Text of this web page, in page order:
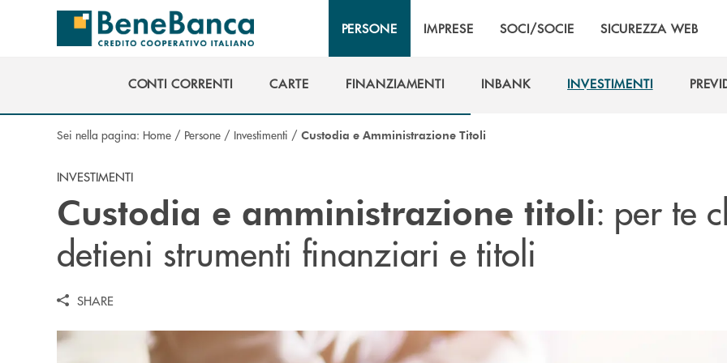
Salta al contenuto principale
PERSONE IMPRESE SOCI/SOCIE SICUREZZA WEB
CONTI CORRENTI
CARTE
FINANZIAMENTI
INBANK
INVESTIMENTI
Sei nella pagina: Home / Persone / Investimenti / Custodia e Amministrazione Titoli
INVESTIMENTI
Custodia e amministrazione titoli: per te
detieni strumenti finanziari e titoli
SHARE